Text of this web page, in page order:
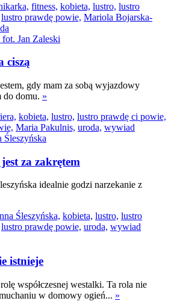
fitness, kobieta, lustro, lustro
lustro prawdę powie, Mariola Bojarska-
ciszą
gdy mam za sobą wyjazdowy
do domu. »
kobieta, lustro, lustro prawdę ci powie,
Maria Pakulnis, uroda, wywiad
za zakrętem
idealnie godzi narzekanie z
Śleszyńska, kobieta, lustro, lustro
lustro prawdę powie, uroda, wywiad
istnieje
współczesnej westalki. Ta rola nie
w domowy ogień... »